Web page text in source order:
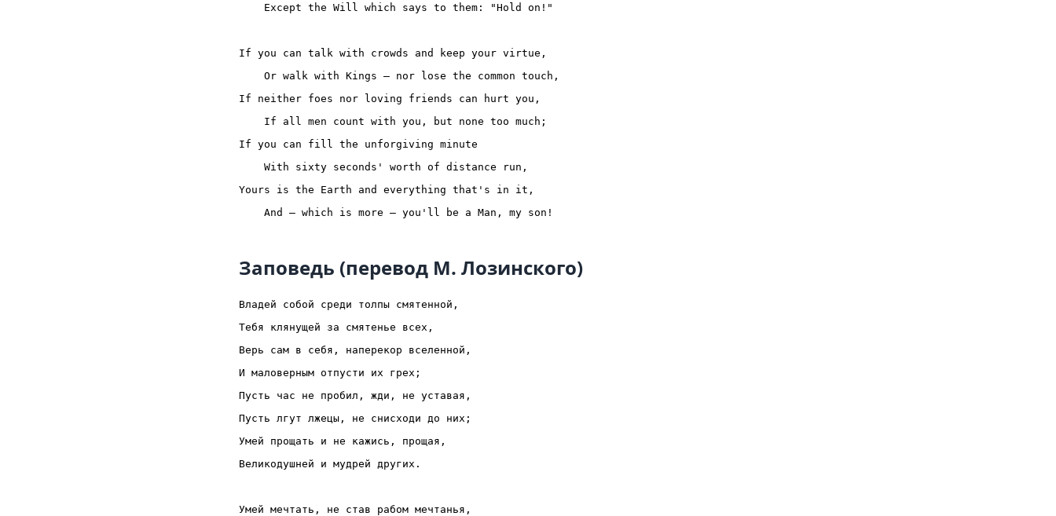
    Except the Will which says to them: "Hold on!"
If you can talk with crowds and keep your virtue,
    Or walk with Kings — nor lose the common touch,
If neither foes nor loving friends can hurt you,
    If all men count with you, but none too much;
If you can fill the unforgiving minute
    With sixty seconds' worth of distance run,
Yours is the Earth and everything that's in it,
Заповедь (перевод М. Лозинского)
Владей собой среди толпы смятенной,
Тебя клянущей за смятенье всех,
Верь сам в себя, наперекор вселенной,
И маловерным отпусти их грех;
Пусть час не пробил, жди, не уставая,
Пусть лгут лжецы, не снисходи до них;
Умей прощать и не кажись, прощая,
Великодушней и мудрей других.
Умей мечтать, не став рабом мечтанья,